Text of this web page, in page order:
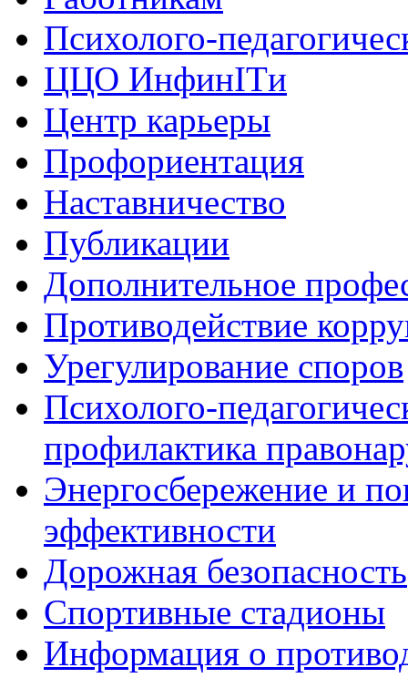
Психолого-
ЦЦО ИнфинITи
Центр карьеры
Профориентация
Наставничество
Публикации
Дополнительное
Противодействие
Урегулирование споров
Психолого-
профилактика
Энергосбережение и
эффективности
Дорожная безопасность
Спортивные стадионы
Информация о